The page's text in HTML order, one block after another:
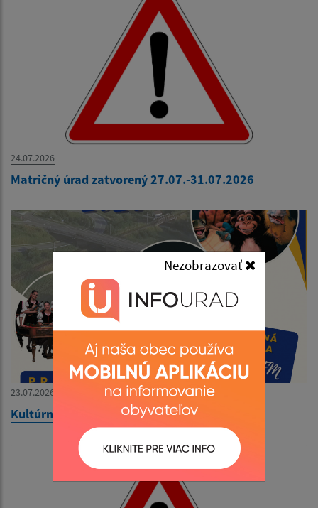
Nezobrazovať
24.07.2026
Matričný úrad zatvorený 27.07.-31.07.2026
23.07.2026
Kultúrne leto 2026